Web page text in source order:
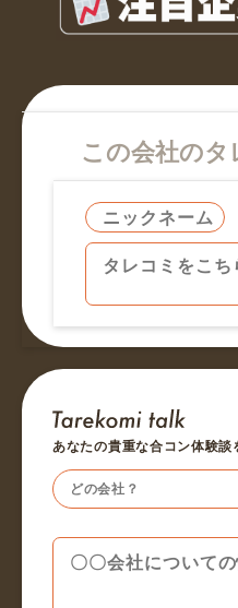
この会社の
あなたの貴重な合コン体験